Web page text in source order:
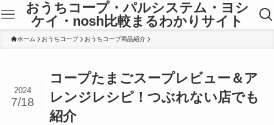
おうちコープ・パルシステム・ヨシ
ケイ・nosh比較まるわかりサイト
ホーム おうちコープ おうちコープ商品紹介
コープたまごスープレビュー＆ア
レンジレシピ！つぶれない店でも
紹介
2024
7/18